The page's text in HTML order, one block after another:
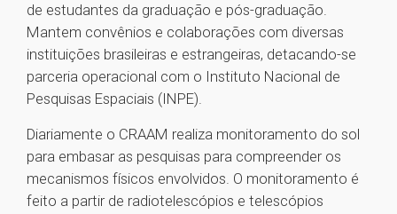
de estudantes da graduação e pós-graduação.
Mantem convênios e colaborações com diversas
instituições brasileiras e estrangeiras, detacando-se
parceria operacional com o Instituto Nacional de
Pesquisas Espaciais (INPE).
Diariamente o CRAAM realiza monitoramento do sol
para embasar as pesquisas para compreender os
mecanismos físicos envolvidos. O monitoramento é
feito a partir de radiotelescópios e telescópios